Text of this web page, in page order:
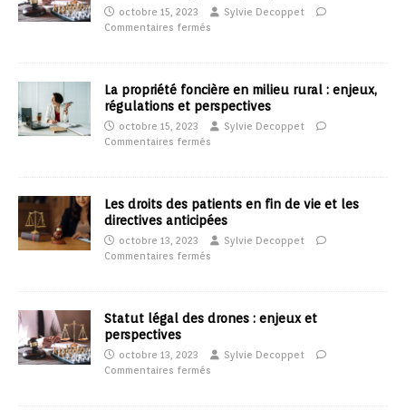
octobre 15, 2023
Sylvie Decoppet
Commentaires fermés
La propriété foncière en milieu rural : enjeux,
régulations et perspectives
octobre 15, 2023
Sylvie Decoppet
Commentaires fermés
Les droits des patients en fin de vie et les
directives anticipées
octobre 13, 2023
Sylvie Decoppet
Commentaires fermés
Statut légal des drones : enjeux et
perspectives
octobre 13, 2023
Sylvie Decoppet
Commentaires fermés